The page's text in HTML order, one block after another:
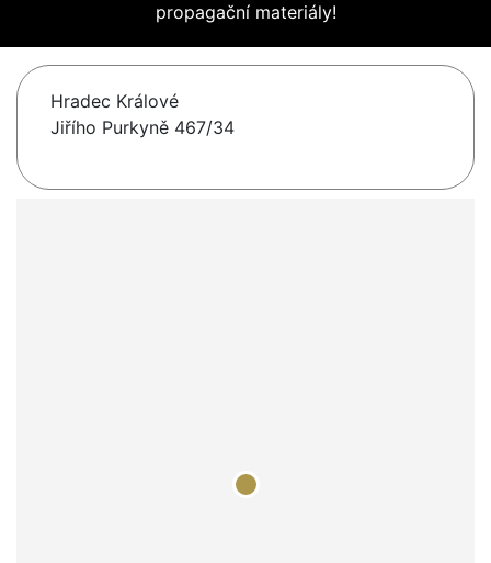
propagační materiály!
Hradec Králové
Jiřího Purkyně 467/34